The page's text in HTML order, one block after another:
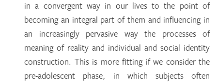
in a convergent way in our lives to the point of
becoming an integral part of them and influencing in
an increasingly pervasive way the processes of
meaning of reality and individual and social identity
construction. This is more fitting if we consider the
pre-adolescent phase, in which subjects often